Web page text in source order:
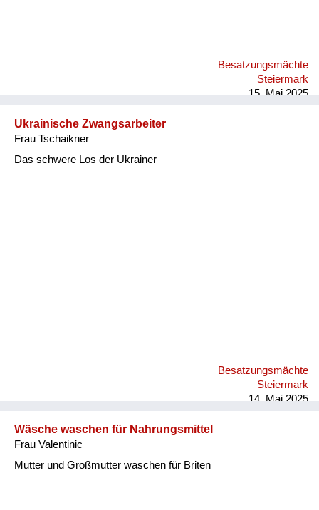
Besatzungsmächte
Steiermark
15. Mai 2025
Ukrainische Zwangsarbeiter
Frau Tschaikner
Das schwere Los der Ukrainer
Besatzungsmächte
Steiermark
14. Mai 2025
Wäsche waschen für Nahrungsmittel
Frau Valentinic
Mutter und Großmutter waschen für Briten